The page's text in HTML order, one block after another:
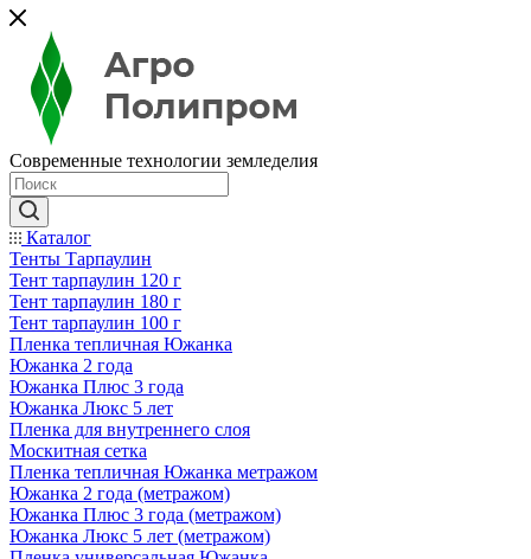
Современные технологии земледелия
Каталог
Тенты Тарпаулин
Тент тарпаулин 120 г
Тент тарпаулин 180 г
Тент тарпаулин 100 г
Пленка тепличная Южанка
Южанка 2 года
Южанка Плюс 3 года
Южанка Люкс 5 лет
Пленка для внутреннего слоя
Москитная сетка
Пленка тепличная Южанка метражом
Южанка 2 года (метражом)
Южанка Плюс 3 года (метражом)
Южанка Люкс 5 лет (метражом)